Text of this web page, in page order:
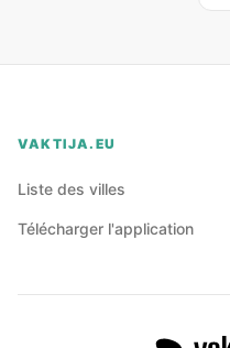
VAKTIJA.EU
Liste des villes
Télécharger l'application